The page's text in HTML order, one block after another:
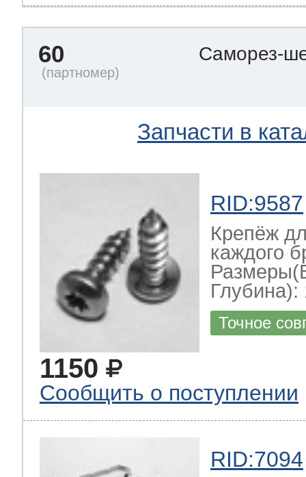
60 Саморез-
Запчасти в
RID:9587
Крепёж
каждого
Глубина):
Точное
1150
Сообщить о поступлении
RID:7094